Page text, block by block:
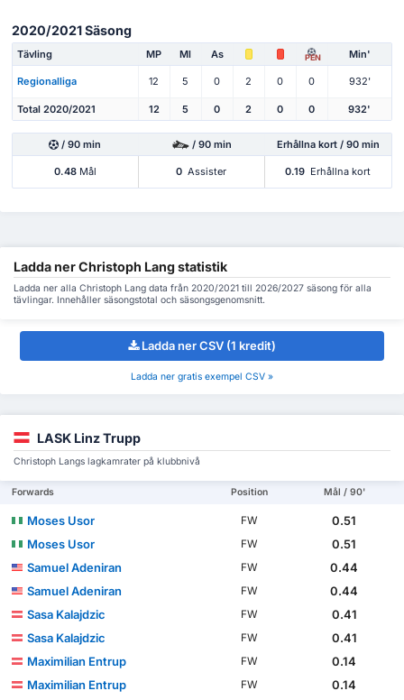
2020/2021 Säsong
Tävling MP Ml As PEN Min'
Regionalliga 12 5 0 2 0 0 932'
Total 2020/2021 12 5 0 2 0 0 932'
/ 90 min / 90 min Erhållna kort / 90 min
0.48Mål 0 Assister 0.19 Erhållna kort
Ladda ner Christoph Lang statistik
Ladda ner alla Christoph Lang data från 2020/2021 till 2026/2027 säsong för alla
tävlingar. Innehåller säsongstotal och säsongsgenomsnitt.
Ladda ner CSV (1 kredit)
Ladda ner gratis exempel CSV »
LASK Linz Trupp
Christoph Langs lagkamrater på klubbnivå
Forwards Position Mål / 90'
Moses Usor FW
0.51
Moses Usor
FW
0.51
Samuel Adeniran
FW
0.44
Samuel Adeniran
FW
0.44
Sasa Kalajdzic
FW
0.41
Sasa Kalajdzic
FW
0.41
Maximilian Entrup
FW
0.14
Maximilian Entrup
FW
0.14